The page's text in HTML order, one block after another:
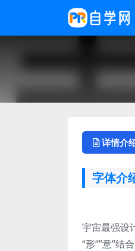
详情介
字体介
宇宙最强设
“形“”意”结